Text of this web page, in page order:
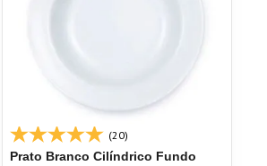
(20)
Prato Branco Cilíndrico Fundo